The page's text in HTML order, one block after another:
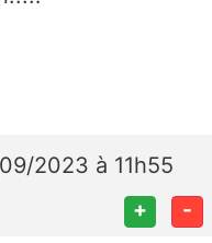
2023 à 11h55
+ -